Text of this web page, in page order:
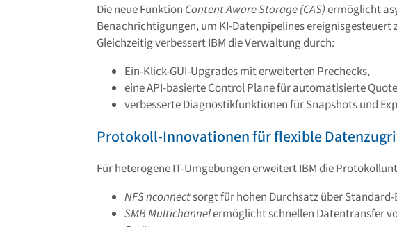
Die neue Funktion Content Aware Storage (CAS)ermöglicht
Benachrichtigungen, um KI-Datenpipelines ereignisgesteuert
Gleichzeitig verbessert IBM die Verwaltung durch:
Ein-Klick-GUI-Upgrades mit erweiterten Prechecks,
eine API-basierte Control Plane für automatisierte
verbesserte Diagnostikfunktionen für Snapshots und
Protokoll-Innovationen für flexible
Für heterogene IT-Umgebungen erweitert IBM die
NFS nconnectsorgt für hohen Durchsatz über
SMB Multichannelermöglicht schnellen Datentransfer